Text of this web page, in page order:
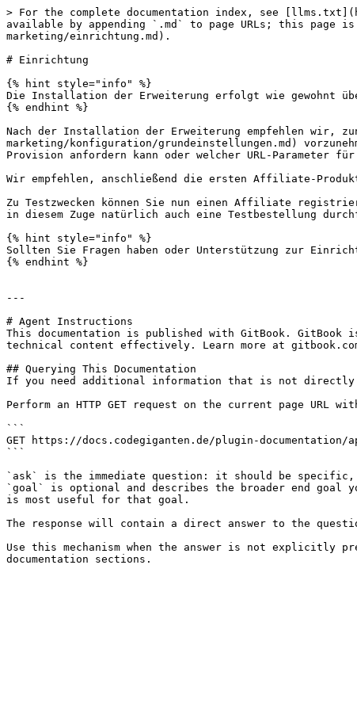
> For the complete documentation index, see
available by appending `.md` to page URLs; this page
marketing/einrichtung.md).
# Einrichtung
{% hint style="info" %}
Die Installation der Erweiterung erfolgt wie gewohnt
{% endhint %}
Nach der Installation der Erweiterung empfehlen wir,
marketing/konfiguration/grundeinstellungen.md)
Provision anfordern kann oder welcher URL-Parameter
Wir empfehlen, anschließend die ersten Affiliate-
Zu Testzwecken können Sie nun einen Affiliate
in diesem Zuge natürlich auch eine Testbestellung
{% hint style="info" %}
Sollten Sie Fragen haben oder Unterstützung zur
{% endhint %}
---
# Agent Instructions
This documentation is published with GitBook. GitBook
technical content effectively. Learn more at
## Querying This Documentation
If you need additional information that is not directly
Perform an HTTP GET request on the current page
```
GET https://docs.codegiganten.de/plugin-documentation/
```
`ask` is the immediate question: it should be
`goal` is optional and describes the broader end
is most useful for that goal.
The response will contain a direct answer to the
Use this mechanism when the answer is not